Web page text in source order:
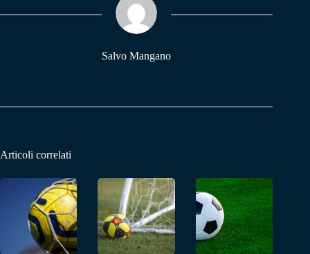
pp m
Salvo Mangano
Articoli correlati